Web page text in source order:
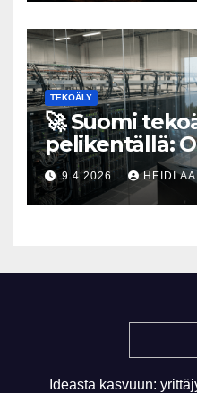
TEKOÄLY
🚀 Suomi
pelikentällä:
maksavia
9.4.2026 HEIDI
Ideasta kasvuun: